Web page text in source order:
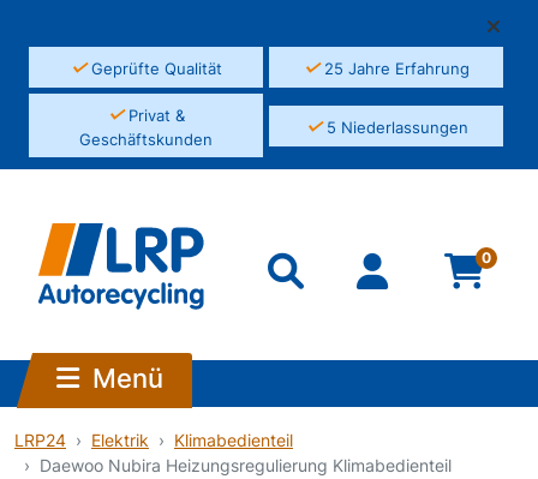
✓Geprüfte Qualität ✓25 Jahre Erfahrung
✓Privat &
Geschäftskunden
✓5 Niederlassungen
0
Menü
LRP24 Elektrik
Klimabedienteil
Daewoo Nubira Heizungsregulierung Klimabedienteil